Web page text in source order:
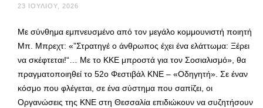
23 ΙΟΥΛΊΟΥ, 2026
Με σύνθημα εμπνευσμένο από τον μεγάλο κομμουνιστή ποιητή
Μπ. Μπρεχτ: «”Στρατηγέ ο άνθρωπος έχει ένα ελάττωμα: Ξέρει
να σκέφτεται!“… Με το ΚΚΕ μπροστά για τον Σοσιαλισμό», θα
πραγματοποιηθεί το 52ο Φεστιβάλ ΚΝΕ – «Οδηγητή». Σε έναν
κόσμο που φλέγεται, σε ένα σύστημα που σαπίζει, οι
Οργανώσεις της ΚΝΕ στη Θεσσαλία επιδιώκουν να συζητήσουν